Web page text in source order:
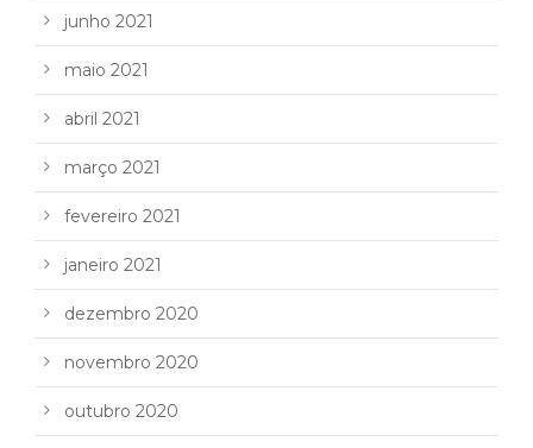
junho 2021
maio 2021
abril 2021
março 2021
fevereiro 2021
janeiro 2021
dezembro 2020
novembro 2020
outubro 2020